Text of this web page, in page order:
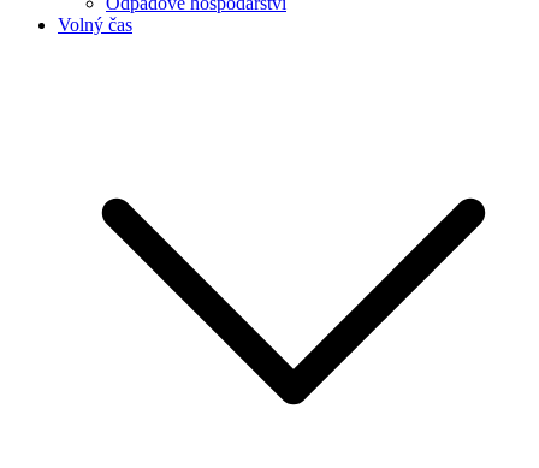
Volný čas